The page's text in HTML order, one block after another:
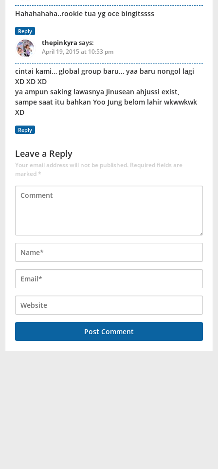
Hahahahaha..rookie tua yg oce bingitssss
Reply
thepinkyra says:
April 19, 2015 at 10:53 pm
cintai kami… global group baru… yaa baru nongol lagi
XD XD XD
ya ampun saking lawasnya Jinusean ahjussi exist,
sampe saat itu bahkan Yoo Jung belom lahir wkwwkwk
XD
Reply
Leave a Reply
Your email address will not be published. Required fields are
marked*